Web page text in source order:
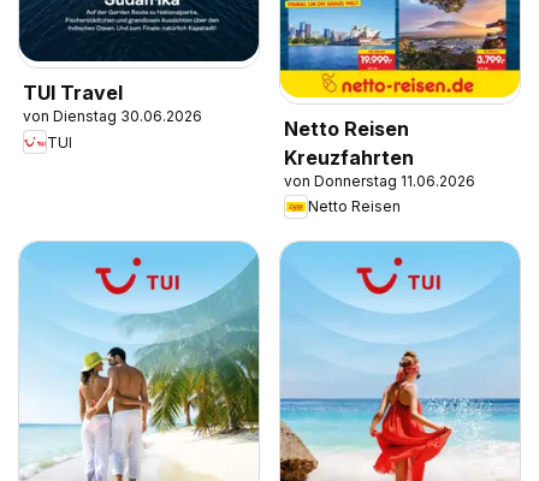
TUI Travel
von Dienstag 30.06.2026
TUI
Netto Reisen
Kreuzfahrten
von Donnerstag 11.06.2026
Netto Reisen